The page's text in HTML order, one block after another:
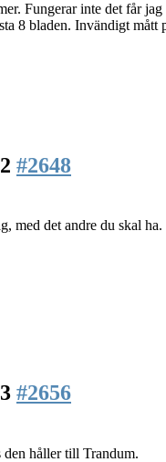
Fungerar inte det får
8 bladen. Invändigt mått
#2648
med det andre du skal ha.
#2656
håller till Trandum.